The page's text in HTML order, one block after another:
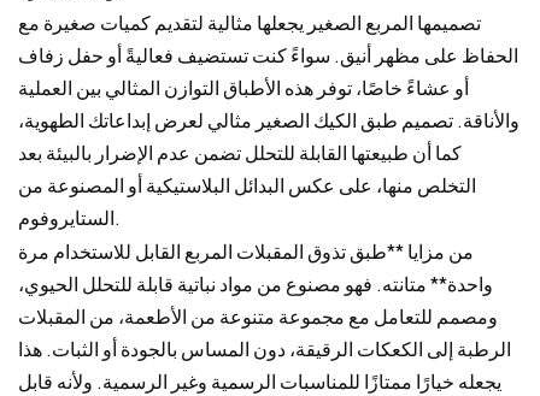
تصميمها المربع الصغير يجعلها مثالية لتقديم كميات صغيرة مع
الحفاظ على مظهر أنيق. سواءً كنت تستضيف فعاليةً أو حفل زفاف
أو عشاءً خاصًا، توفر هذه الأطباق التوازن المثالي بين العملية
والأناقة. تصميم طبق الكيك الصغير مثالي لعرض إبداعاتك الطهوية،
كما أن طبيعتها القابلة للتحلل تضمن عدم الإضرار بالبيئة بعد
التخلص منها، على عكس البدائل البلاستيكية أو المصنوعة من
الستايروفوم.
من مزايا **طبق تذوق المقبلات المربع القابل للاستخدام مرة
واحدة** متانته. فهو مصنوع من مواد نباتية قابلة للتحلل الحيوي،
ومصمم للتعامل مع مجموعة متنوعة من الأطعمة، من المقبلات
الرطبة إلى الكعكات الرقيقة، دون المساس بالجودة أو الثبات. هذا
يجعله خيارًا ممتازًا للمناسبات الرسمية وغير الرسمية. ولأنه قابل